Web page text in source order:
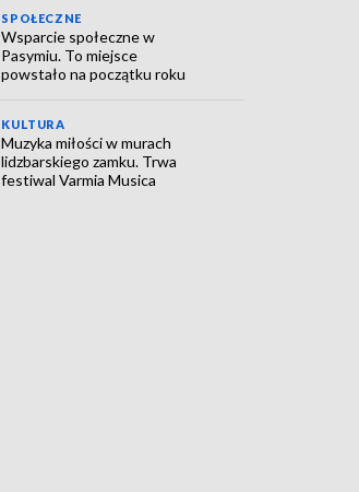
SPOŁECZNE
Wsparcie społeczne w
Pasymiu. To miejsce
powstało na początku roku
KULTURA
Muzyka miłości w murach
lidzbarskiego zamku. Trwa
festiwal Varmia Musica